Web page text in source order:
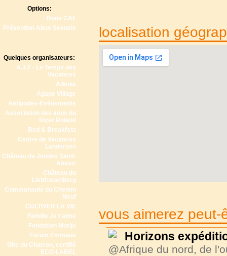
Options:
Bons CAF
Prévention Abus Sexuels
Quelques organisateurs:
A.J.F - Le Temps des
Vacances
Adonia
Agape Village
Antipodes-Evénements
Association des amis du
foyer Roland
Bed & Breakfast
Centre de Vacances
Landersen
Château de Joudes Saint-
Amour
Château du
Liebfrauenberg
Communauté du Chemin
Neuf
CULTIVER LA VIE
Famille Je t'aime
Fondation Morija
Forum Emmaüs
Gîte du Charron, certifié
ECO-LABEL
localisation
vous aimerez peut-
Horizons
@Afrique du nord, de